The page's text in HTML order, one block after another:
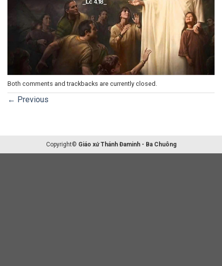
Both comments and trackbacks are currently closed.
← Previous
Copyright© Giáo xứ Thánh Đaminh - Ba Chuông